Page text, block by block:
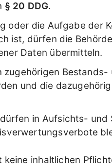
§ 20 DDG.
oder die Aufgabe der
ist, dürfen die
Daten übermitteln.
und die
in Aufsichts- und
inhaltlichen